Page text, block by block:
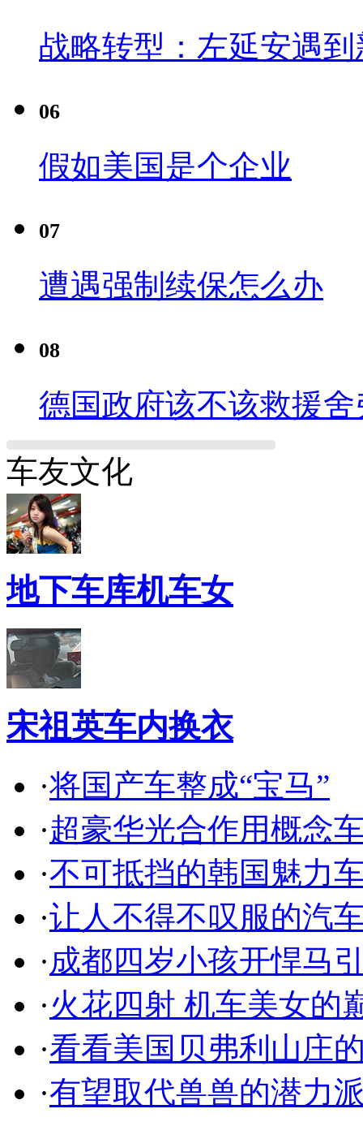
战略转型：左延安遇
06
假如美国是个企业
07
遭遇强制续保怎么办
08
德国政府该不该救援舍
车友文化
地下车库机车女
宋祖英车内换衣
·将国产车整成“宝马”
·超豪华光合作用概念
·不可抵挡的韩国魅力
·让人不得不叹服的汽
·成都四岁小孩开悍马
·火花四射 机车美女的
·看看美国贝弗利山庄
·有望取代兽兽的潜力